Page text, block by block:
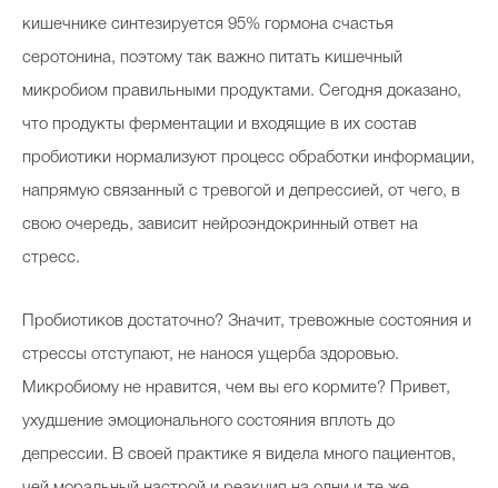
кишечнике синтезируется 95% гормона счастья
серотонина, поэтому так важно питать кишечный
микробиом правильными продуктами. Сегодня доказано,
что продукты ферментации и входящие в их состав
пробиотики нормализуют процесс обработки информации,
напрямую связанный с тревогой и депрессией, от чего, в
свою очередь, зависит нейроэндокринный ответ на
стресс.
Пробиотиков достаточно? Значит, тревожные состояния и
стрессы отступают, не нанося ущерба здоровью.
Микробиому не нравится, чем вы его кормите? Привет,
ухудшение эмоционального состояния вплоть до
депрессии. В своей практике я видела много пациентов,